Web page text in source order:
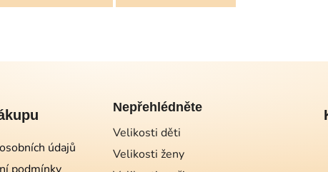
údajů
Nepřehlédněte
Velikosti děti
Velikosti ženy